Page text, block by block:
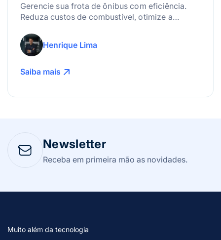
Gerencie sua frota de ônibus com eficiência.
Reduza custos de combustível, otimize a
mais!
Henrique Lima
Saiba mais
Newsletter
Receba em primeira mão as novidades.
Muito além da tecnologia